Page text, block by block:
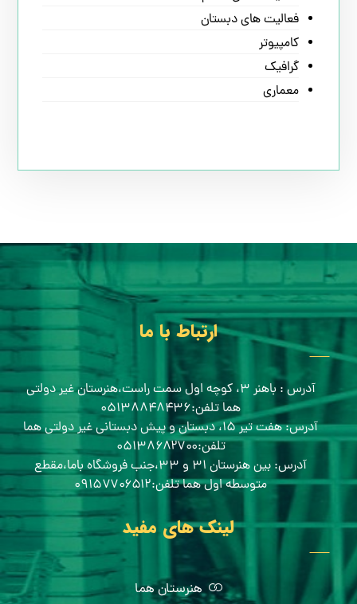
فعالیت های دبستان
کامپیوتر
گرافیک
معماری
ارتباط با ما
آدرس : باهنر ۳، کوچه اول سمت راست،هنرستان غیر دولتی
هما تلفن:۰۵۱۳۸۸۴۸۴۳۶
آدرس: هفت تیر ۱۵، دبستان و پیش دبستانی غیر دولتی هما
تلفن:۰۵۱۳۸۶۸۲۷۰۰
آدرس: بین هنرستان ۳۱ و ۳۳،جنب فروشگاه باما،مقطع
متوسطه اول هما تلفن:۰۹۱۵۷۷۰۶۵۱۲
لینک های مفید
هنرستان هما